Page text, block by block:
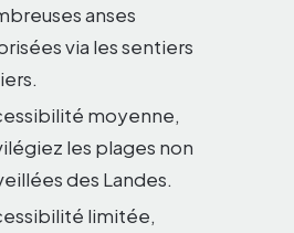
anses
via les sentiers
moyenne,
les plages non
des Landes.
limitée,